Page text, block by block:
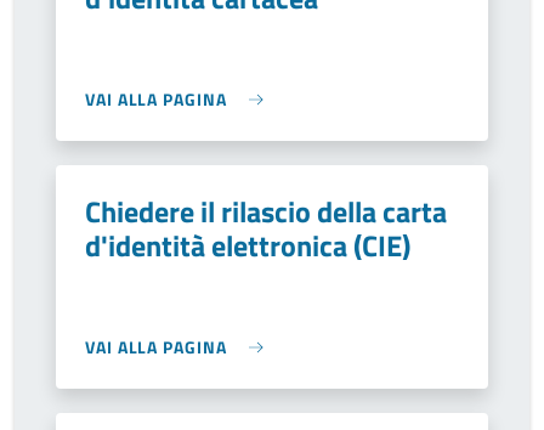
VAI ALLA PAGINA
Chiedere il rilascio della carta
d'identità elettronica (CIE)
VAI ALLA PAGINA